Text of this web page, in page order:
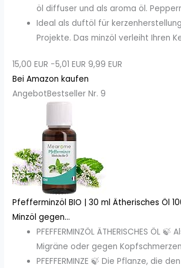
öl diffuser und als aroma öl.
Ideal als duftöl für
Projekte. Das minzöl verleiht Ihren
15,00 EUR −5,01 EUR 9,99 EUR
Bei Amazon kaufen
AngebotBestseller Nr. 9
Pfefferminzöl BIO | 30 ml Ätherisches Öl
Minzöl gegen...
PFEFFERMINZÖL ÄTHERISCHES ÖL
Migräne oder gegen
PFEFFERMINZE 🍃 Die Pflanze, die